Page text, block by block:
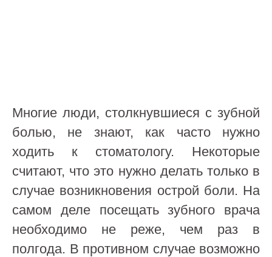
Многие люди, столкнувшиеся с зубной
болью, не знают, как часто нужно
ходить к стоматологу. Некоторые
считают, что это нужно делать только в
случае возникновения острой боли. На
самом деле посещать зубного врача
необходимо не реже, чем раз в
полгода. В противном случае возможно